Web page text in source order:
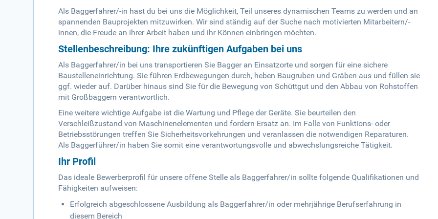
Als Baggerfahrer/-in hast du bei uns die Möglichkeit, Teil unseres dynamischen Teams zu werden und an
spannenden Bauprojekten mitzuwirken. Wir sind ständig auf der Suche nach motivierten Mitarbeitern/-
innen, die Freude an ihrer Arbeit haben und ihr Können einbringen möchten.
Stellenbeschreibung: Ihre zukünftigen Aufgaben bei uns
Als Baggerfahrer/in bei uns transportieren Sie Bagger an Einsatzorte und sorgen für eine sichere
Baustelleneinrichtung. Sie führen Erdbewegungen durch, heben Baugruben und Gräben aus und füllen sie
ggf. wieder auf. Darüber hinaus sind Sie für die Bewegung von Schüttgut und den Abbau von Rohstoffen
mit Großbaggern verantwortlich.
Eine weitere wichtige Aufgabe ist die Wartung und Pflege der Geräte. Sie beurteilen den
Verschleißzustand von Maschinenelementen und fordern Ersatz an. Im Falle von Funktions- oder
Betriebsstörungen treffen Sie Sicherheitsvorkehrungen und veranlassen die notwendigen Reparaturen.
Als Baggerführer/in haben Sie somit eine verantwortungsvolle und abwechslungsreiche Tätigkeit.
Ihr Profil
Das ideale Bewerberprofil für unsere offene Stelle als Baggerfahrer/in sollte folgende Qualifikationen und
Fähigkeiten aufweisen:
Erfolgreich abgeschlossene Ausbildung als Baggerfahrer/in oder mehrjährige Berufserfahrung in
diesem Bereich